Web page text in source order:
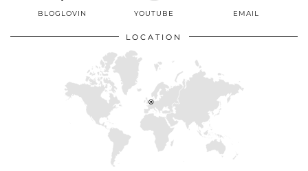
BLOGLOVIN YOUTUBE EMAIL
LOCATION